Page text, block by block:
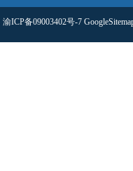
渝ICP备09003402号-7